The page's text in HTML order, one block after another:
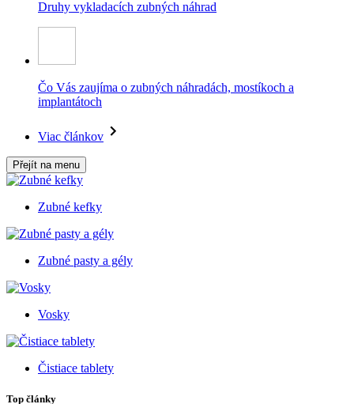
Druhy vykladacích zubných náhrad
Čo Vás zaujíma o zubných náhradách, mostíkoch a
implantátoch
Viac článkov
Přejít na menu
Zubné kefky
Zubné pasty a gély
Vosky
Čistiace tablety
Top články